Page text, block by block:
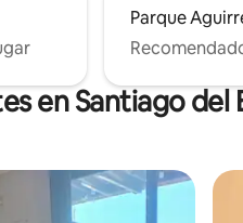
Parque
en Santiago del